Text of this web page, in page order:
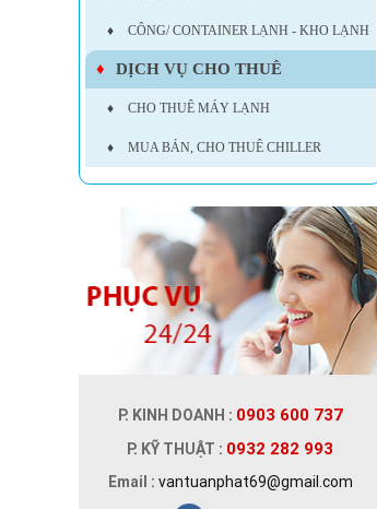
♦ CÔNG/ CONTAINER LẠNH - KHO LẠNH
♦ DỊCH VỤ CHO THUÊ
♦ CHO THUÊ MÁY LẠNH
♦ MUA BÁN, CHO THUÊ CHILLER
P. KINH DOANH : 0903 600 737
P. KỸ THUẬT : 0932 282 993
Email : vantuanphat69@gmail.com